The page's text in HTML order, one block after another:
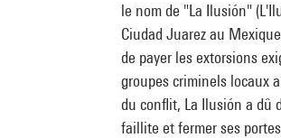
le nom de "La Ilusión"
Ciudad Juarez au
de payer les extorsions
groupes criminels locaux
du conflit, La Ilusión a dû
faillite et fermer ses